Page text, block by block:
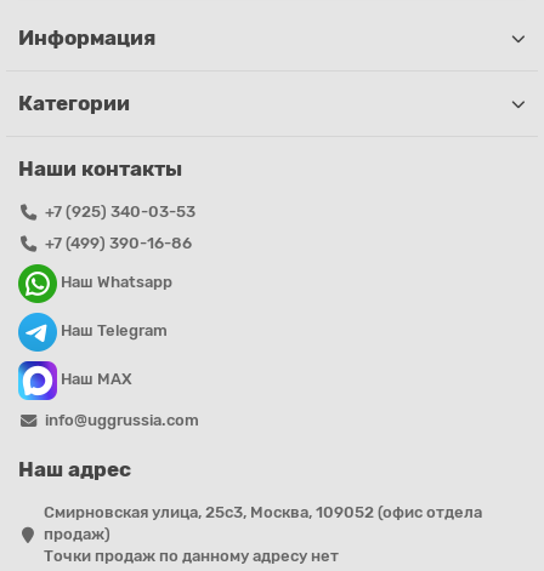
Информация
Категории
Наши контакты
+7 (925) 340-03-53
+7 (499) 390-16-86
Наш Whatsapp
Наш Telegram
Наш MAX
info@uggrussia.com
Наш адрес
Смирновская улица, 25с3, Москва, 109052 (офис отдела
продаж)
Точки продаж по данному адресу нет